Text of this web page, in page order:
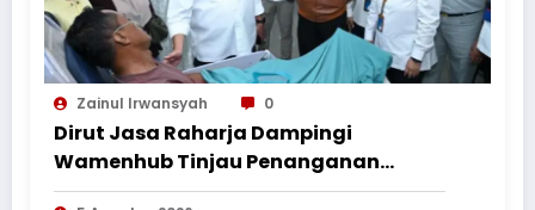
Zainul Irwansyah 0
Dirut Jasa Raharja Dampingi
Wamenhub Tinjau Penanganan
Korban KM Mutiara Sentosa II di RS